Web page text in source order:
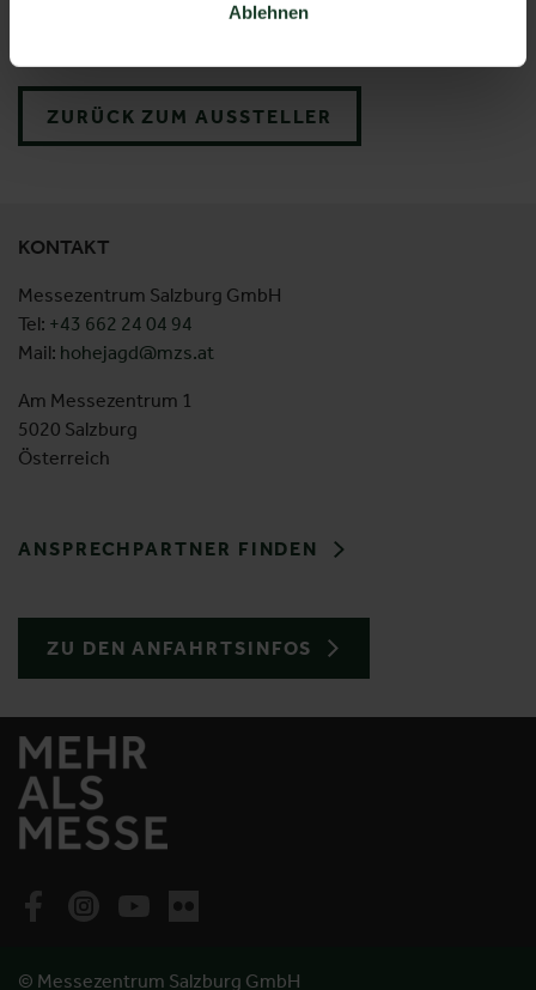
Ablehnen
ZURÜCK ZUM AUSSTELLER
KONTAKT
Messezentrum Salzburg GmbH
Tel: +43 662 24 04 94
Mail: hohejagd@mzs.at
Am Messezentrum 1
5020 Salzburg
Österreich
ANSPRECHPARTNER FINDEN
ZU DEN ANFAHRTSINFOS
© Messezentrum Salzburg GmbH